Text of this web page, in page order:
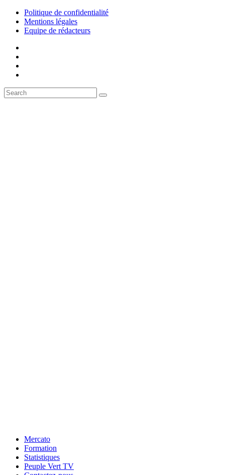
Politique de confidentialité
Mentions légales
Equipe de rédacteurs
Mercato
Formation
Statistiques
Peuple Vert TV